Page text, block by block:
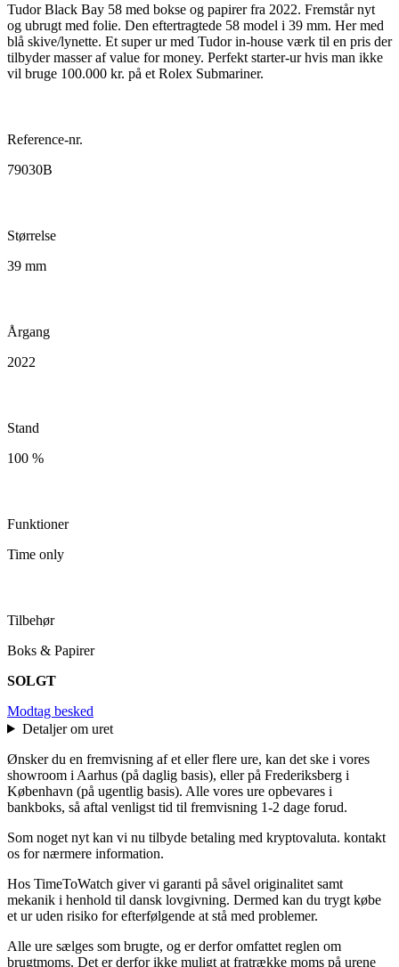
Tudor Black Bay 58 med bokse og papirer fra 2022. Fremstår nyt
og ubrugt med folie. Den eftertragtede 58 model i 39 mm. Her med
blå skive/lynette. Et super ur med Tudor in-house værk til en pris der
tilbyder masser af value for money. Perfekt starter-ur hvis man ikke
vil bruge 100.000 kr. på et Rolex Submariner.
Reference-nr.
79030B
Størrelse
39 mm
Årgang
2022
Stand
100 %
Funktioner
Time only
Tilbehør
Boks & Papirer
SOLGT
Modtag besked
Detaljer om uret
Ønsker du en fremvisning af et eller flere ure, kan det ske i vores
showroom i Aarhus (på daglig basis), eller på Frederiksberg i
København (på ugentlig basis). Alle vores ure opbevares i
bankboks, så aftal venligst tid til fremvisning 1-2 dage forud.
Som noget nyt kan vi nu tilbyde betaling med kryptovaluta. kontakt
os for nærmere information.
Hos TimeToWatch giver vi garanti på såvel originalitet samt
mekanik i henhold til dansk lovgivning. Dermed kan du trygt købe
et ur uden risiko for efterfølgende at stå med problemer.
Alle ure sælges som brugte, og er derfor omfattet reglen om
brugtmoms. Det er derfor ikke muligt at fratrække moms på urene